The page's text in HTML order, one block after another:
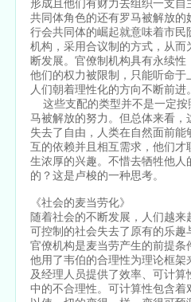
形成且他们有财力去组织一支
共同体角色的还有罗马被解放
行会共同体的崛起就意味着市
机构，采用合议制的方式，从
断发展。官僚制机构具有永续
他们的权力被限制，只能听命于
人们朝着理性化的方向不断前进
这些支配的类型并不是一定按
马被解放的努力。但总体来看
失去了自由，人类在自然面前
互的依赖并且相互需求，他们
生浓厚的兴趣。不惜去牺牲他
的？这是卢梭的一种思考。
《社会的麦当劳化》
随着社会的不断发展，人们越
可控制的社会失去了原有的乐
官僚机构是麦当劳产生的前提条
他用了韦伯的合理性为理论框
及经理人员提供了效率、可计
中的不合理性。可计算性包含